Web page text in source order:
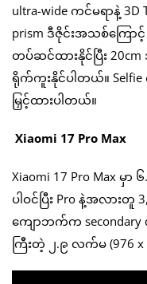
ultra-wide ကင်မရာနဲ့ 3D
prism ဒီဇိုင်းအသစ်ကြော
တပ်ဆင်ထားနိုင်ပြီး
ရိုက်ကူးနိုင်ပါတယ်။
မြှင့်ထားပါတယ်။
Xiaomi 17 Pro Max
Xiaomi 17 Pro Max မှာ
ပါဝင်ပြီး Pro နဲ့အလား
ကျောဘက်က
ကြီးတဲ့ ၂.၉ လက်မ (976 x